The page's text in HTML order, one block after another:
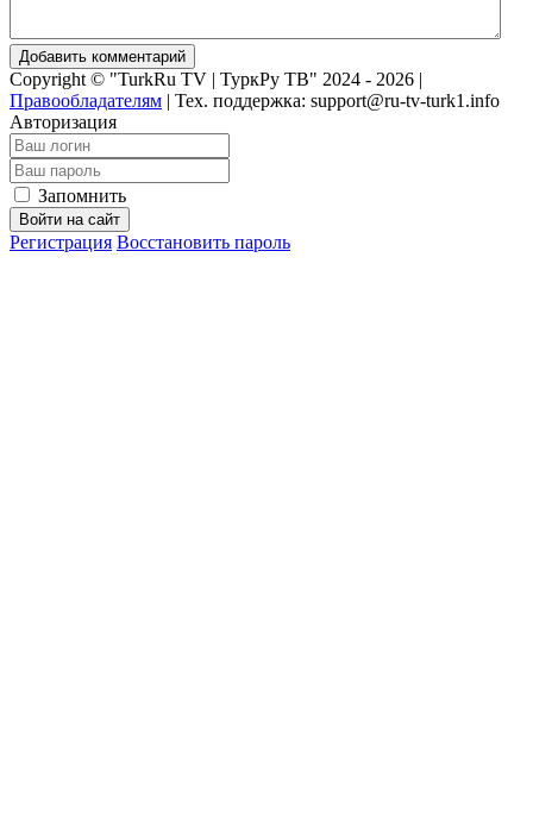
Добавить комментарий
Copyright © "TurkRu TV | ТуркРу ТВ" 2024 - 2026 |
Правообладателям | Тех. поддержка: support@ru-tv-turk1.info
Авторизация
Запомнить
Войти на сайт
Регистрация Восстановить пароль